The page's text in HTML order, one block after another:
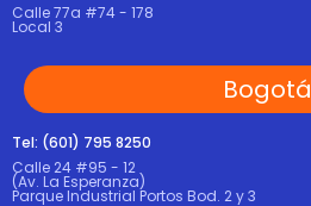
Calle 77a #74 - 178
Local 3
Bogotá
Tel: (601) 795 8250
Calle 24 #95 - 12
(Av. La Esperanza)
Parque Industrial Portos Bod. 2 y 3